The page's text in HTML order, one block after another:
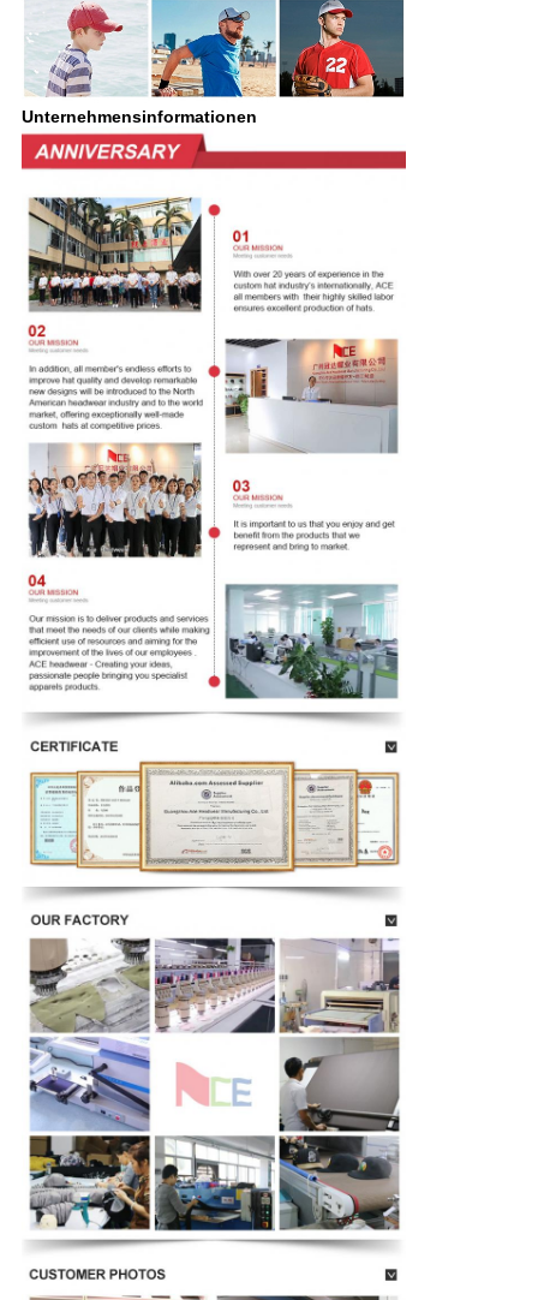
Unternehmensinformationen